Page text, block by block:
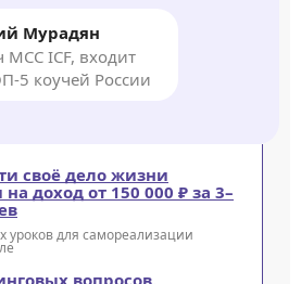
Мурадян
MCC ICF, входит
5 коучей России
своё дело жизни
доход от 150 000 ₽ за 3–
уроков для самореализации
вопросов,